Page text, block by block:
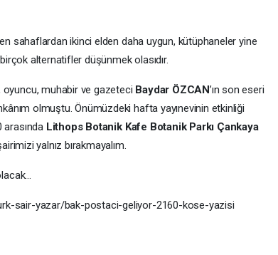
sahaflardan ikinci elden daha uygun, kütüphaneler yine
alternatifler düşünmek olasıdır.
muhabir ve gazeteci Baydar ÖZCAN’ın son eseri
olmuştu. Önümüzdeki hafta yayınevinin etkinliği
Lithops Botanik Kafe Botanik Parkı Çankaya
yalnız bırakmayalım.
sair-yazar/bak-postaci-geliyor-2160-kose-yazisi